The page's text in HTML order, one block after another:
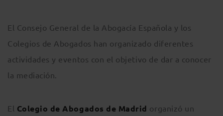
El Consejo General de la Abogacía Española y los
Colegios de Abogados han organizado diferentes
actividades y eventos con el objetivo de dar a conocer
la mediación.
El Colegio de Abogados de Madrid organizó un